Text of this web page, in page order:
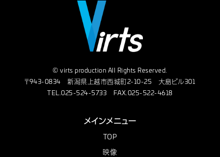
© virts production All Rights Reserved.
〒943-0834 新潟県上越市西城町2-10-25 大島ビル301
TEL.025-524-5733 FAX.025-522-4618
メインメニュー
TOP
映像